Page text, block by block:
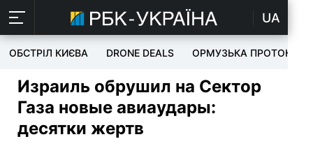
UA
ОБСТРІЛ КИЄВА DRONE DEALS ОРМУЗЬКА ПРОТОКА
Израиль обрушил на Cектор
Газа новые авиаудары:
десятки жертв